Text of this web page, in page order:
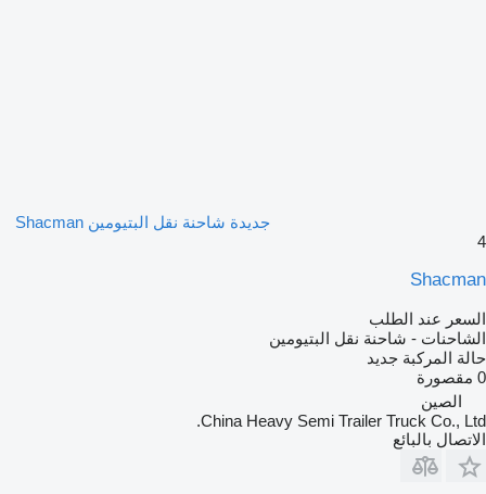
جديدة شاحنة نقل البتيومين Shacman
4
Shacman
السعر عند الطلب
الشاحنات - شاحنة نقل البتيومين
حالة المركبة جديد
0 مقصورة
الصين
China Heavy Semi Trailer Truck Co., Ltd.
الاتصال بالبائع